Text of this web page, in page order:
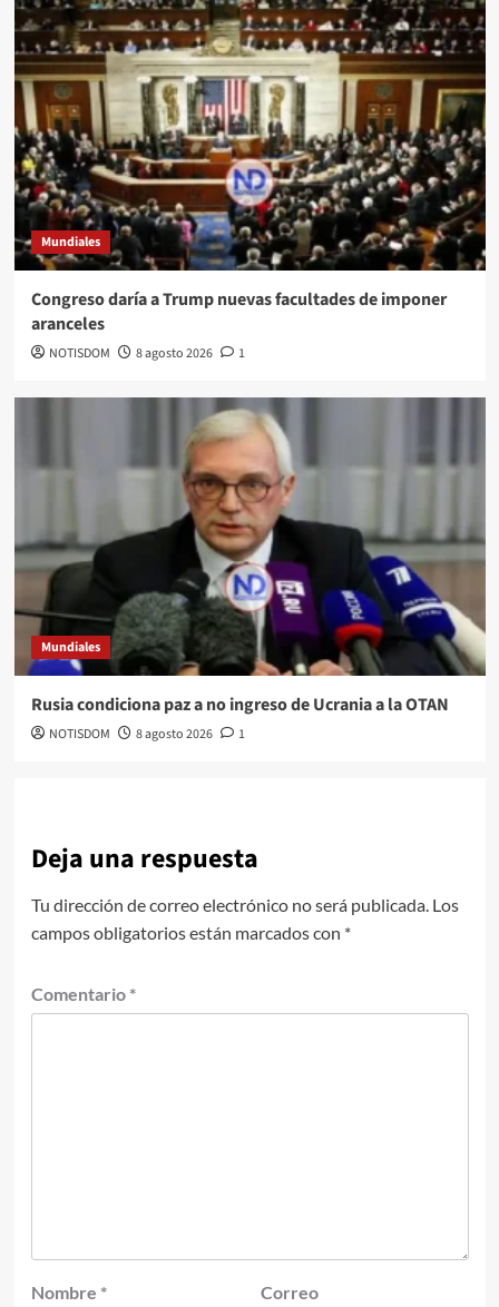
Mundiales
Congreso daría a Trump nuevas facultades de imponer
aranceles
NOTISDOM 8 agosto 2026 1
Mundiales
Rusia condiciona paz a no ingreso de Ucrania a la OTAN
NOTISDOM 8 agosto 2026 1
Deja una respuesta
Tu dirección de correo electrónico no será publicada. Los
campos obligatorios están marcados con *
Comentario *
Nombre *
Correo